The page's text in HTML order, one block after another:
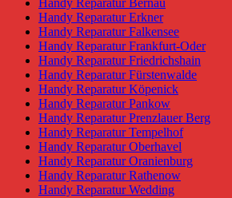
Handy Reparatur Bernau
Handy Reparatur Erkner
Handy Reparatur Falkensee
Handy Reparatur Frankfurt-Oder
Handy Reparatur Friedrichshain
Handy Reparatur Fürstenwalde
Handy Reparatur Köpenick
Handy Reparatur Pankow
Handy Reparatur Prenzlauer Berg
Handy Reparatur Tempelhof
Handy Reparatur Oberhavel
Handy Reparatur Oranienburg
Handy Reparatur Rathenow
Handy Reparatur Wedding